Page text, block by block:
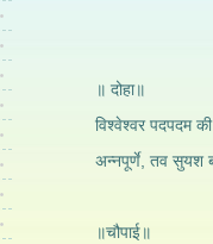
॥ दोहा॥
विश्वेश्वर पदपदम
अन्नपूर्णे, तव सुयश
॥चौपाई॥